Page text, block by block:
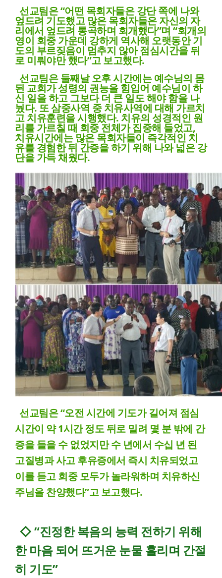
선교팀은 “어떤 목회자들은 강단 쪽에 나와
엎드려 기도했고 많은 목회자들은 자신의 자
리에서 엎드려 통곡하며 회개했다”며 “회개의
영이 회중 가운데 강하게 역사해 오랫동안 기
도의 부르짖음이 멈추지 않아 점심시간을 뒤
로 미뤄야만 했다”고 보고했다.
선교팀은 둘째날 오후 시간에는 예수님의 몸
된 교회가 성령의 권능을 힘입어 예수님이 하
신 일을 하고 그보다 더 큰 일도 해야 함을 나
눴다. 또 삼중사역 중 치유사역에 대해 가르치
고 치유훈련을 시행했다. 치유의 성경적인 원
리를 가르칠 때 회중 전체가 집중해 들었고,
치유시간에는 많은 목회자들이 즉각적인 치
유를 경험한 뒤 간증을 하기 위해 나와 넓은 강
단을 가득 채웠다.
선교팀은 “오전 시간에 기도가 길어져 점심
시간이 약 1시간 정도 뒤로 밀려 몇 분 밖에 간
증을 들을 수 없었지만 수 년에서 수십 년 된
고질병과 사고 후유증에서 즉시 치유되었고
이를 듣고 회중 모두가 놀라워하며 치유하신
주님을 찬양했다”고 보고했다.
◇ “진정한 복음의 능력 전하기 위해
한 마음 되어 뜨거운 눈물 흘리며 간절
히 기도”